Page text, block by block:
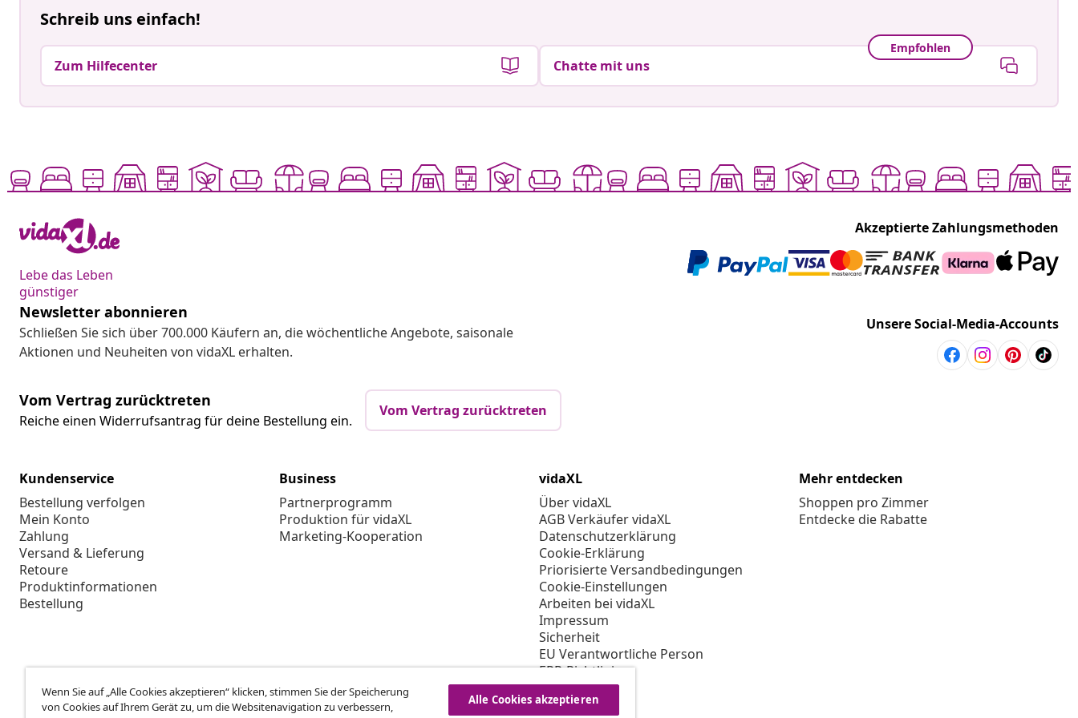
Schreib uns einfach!
Zum Hilfecenter
Empfohlen
Chatte mit uns
Lebe das Leben
günstiger
Akzeptierte Zahlungsmethoden
Newsletter abonnieren
Schließen Sie sich über 700.000 Käufern an, die wöchentliche Angebote, saisonale
Aktionen und Neuheiten von vidaXL erhalten.
Unsere Social-Media-Accounts
Vom Vertrag zurücktreten
Reiche einen Widerrufsantrag für deine Bestellung ein.
Vom Vertrag zurücktreten
Kundenservice
Bestellung verfolgen
Mein Konto
Zahlung
Versand & Lieferung
Retoure
Produktinformationen
Bestellung
Business
Partnerprogramm
Produktion für vidaXL
Marketing-Kooperation
vidaXL
Über vidaXL
AGB Verkäufer vidaXL
Datenschutzerklärung
Cookie-Erklärung
Priorisierte Versandbedingungen
Cookie-Einstellungen
Arbeiten bei vidaXL
Impressum
Sicherheit
EU Verantwortliche Person
EPR-Richtlinie
Barrierefreiheit
Mehr entdecken
Shoppen pro Zimmer
Entdecke die Rabatte
Wenn Sie auf „Alle Cookies akzeptieren“ klicken, stimmen Sie der Speicherung
von Cookies auf Ihrem Gerät zu, um die Websitenavigation zu verbessern,
Alle Cookies akzeptieren